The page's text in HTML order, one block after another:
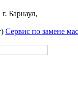
Барнаул,
Сервис по замене